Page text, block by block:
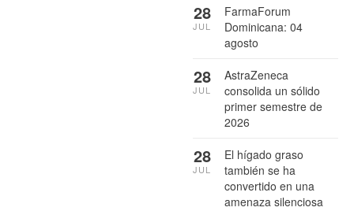
FarmaForum
Dominicana: 04
agosto
28
JUL
AstraZeneca
consolida un sólido
primer semestre de
2026
28
JUL
El hígado graso
también se ha
convertido en una
amenaza silenciosa
28
JUL